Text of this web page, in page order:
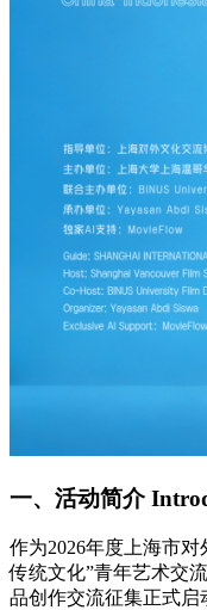
一、活动简介
作为2026年度上海市
传统文化”青年艺术交
品创作交流征集正式启